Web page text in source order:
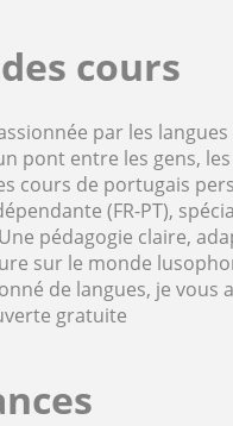
cours
par les
pont entre les gens,
cours de portugais
(FR-PT),
pédagogie claire,
sur le monde
de langues, je
gratuite